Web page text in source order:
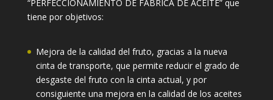
“PERFECCIONAMIENTO DE FÁBRICA DE ACEITE” que
tiene por objetivos:
Mejora de la calidad del fruto, gracias a la nueva
cinta de transporte, que permite reducir el grado de
desgaste del fruto con la cinta actual, y por
consiguiente una mejora en la calidad de los aceites